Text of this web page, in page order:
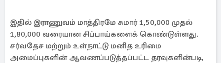
இதில் இராணுவம் மாத்திரமே சுமார் 1,50,000 முதல்
1,80,000 வரையான சிப்பாய்களைக் கொண்டுள்ளது.
சர்வதேச மற்றும் உள்நாட்டு மனித உரிமை
அமைப்புகளின் ஆவணப்படுத்தப்பட்ட தரவுகளின்படி,